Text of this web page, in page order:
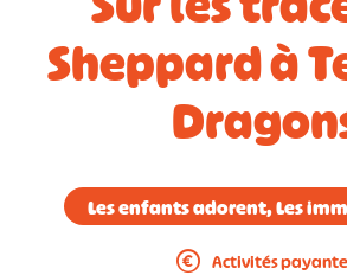
Sheppard à
Les enfants adorent, Les
Activités